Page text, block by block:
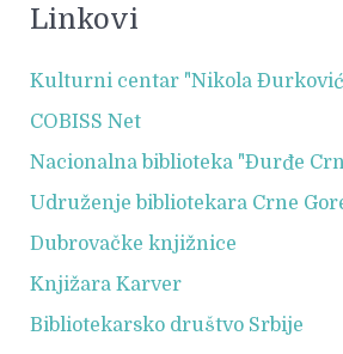
Linkovi
Kulturni centar "Nikola
COBISS Net
Nacionalna biblioteka "Đurđe
Udruženje bibliotekara Crne
Dubrovačke knjižnice
Knjižara Karver
Bibliotekarsko društvo Srbije